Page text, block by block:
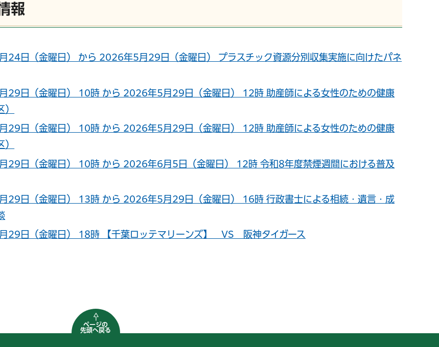
報
24日（金曜日） から 2026年5月29日（金曜日） プラスチック資源分別収集実施に向けたパネ
29日（金曜日） 10時 から 2026年5月29日（金曜日） 12時 助産師による女性のための健康
29日（金曜日） 10時 から 2026年5月29日（金曜日） 12時 助産師による女性のための健康
29日（金曜日） 10時 から 2026年6月5日（金曜日） 12時 令和8年度禁煙週間における普及
29日（金曜日） 13時 から 2026年5月29日（金曜日） 16時 行政書士による相続・遺言・成
29日（金曜日） 18時 【千葉ロッテマリーンズ】 VS 阪神タイガース
ページの
先頭へ戻る